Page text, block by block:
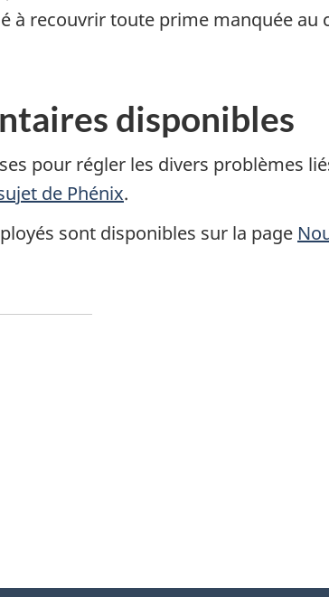
à recouvrir toute prime manquée au
disponibles
pour régler les divers problèmes
de Phénix.
sont disponibles sur la page